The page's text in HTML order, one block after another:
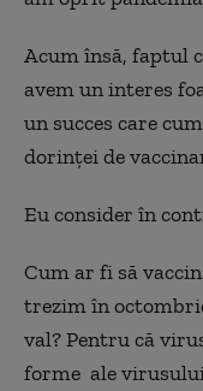
Acum însă, faptul
avem un interes
un succes care
dorinței de
Eu consider în
Cum ar fi să
trezim în
val? Pentru că
forme ale virusului